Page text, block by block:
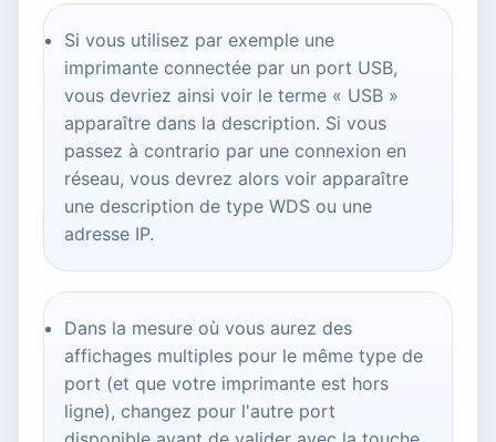
Si vous utilisez par exemple une
imprimante connectée par un port USB,
vous devriez ainsi voir le terme « USB »
apparaître dans la description. Si vous
passez à contrario par une connexion en
réseau, vous devrez alors voir apparaître
une description de type WDS ou une
adresse IP.
Dans la mesure où vous aurez des
affichages multiples pour le même type de
port (et que votre imprimante est hors
ligne), changez pour l'autre port